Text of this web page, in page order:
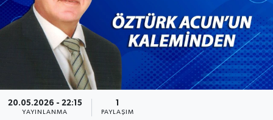
20.05.2026 - 22:15
YAYINLANMA
1
PAYLAŞIM
Güncel
Kültür & Sanat
Magazin
Resmi İlan